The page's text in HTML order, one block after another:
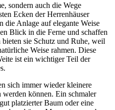
sondern auch die Wege
Ecken der Herrenhäuser
die Anlage auf elegante Weise
Blick in die Ferne und schaffen
sie Schutz und Ruhe, weil
Weise rahmen. Diese
ist ein wichtiger Teil der
sich immer wieder kleinere
können. Ein schmaler
platzierter Baum oder eine